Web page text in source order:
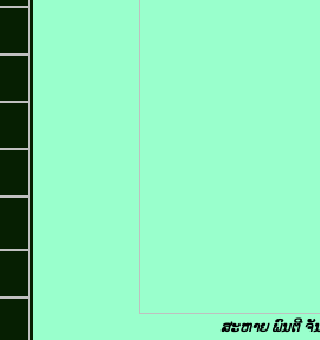
ສະຫາຍ ພົນຕີ ຈັ